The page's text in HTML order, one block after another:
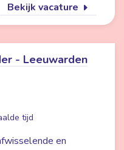
Bekijk vacature
- Leeuwarden
tijd
en